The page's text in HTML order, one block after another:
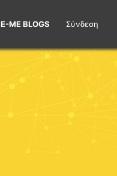
E-ME BLOGS Σύνδεση